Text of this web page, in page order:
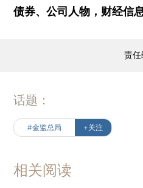
债券、公司人物，财经信
责
话题：
#金监总局 +关注
相关阅读